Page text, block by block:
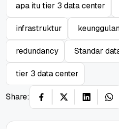
apa itu tier 3 data center
infrastruktur
redundancy Standar
tier 3 data center
Share: